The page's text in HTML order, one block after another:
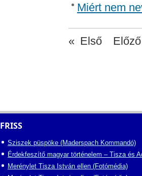
Miért nem
« Első Előző
FRISS
Sziszek püspöke (Maderspach Kommandó)
Érdekfeszítő magyar történelem – Tisza és
Merénylet Tisza István ellen (Fotómédia)